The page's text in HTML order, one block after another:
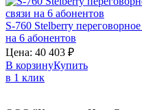
S-760 Stelberry
на 6 абонентов
Цена: 40 403 ₽
В корзинуКупить
в 1 клик